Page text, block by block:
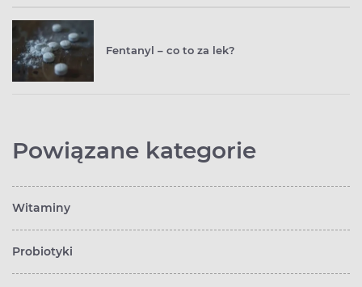
Fentanyl – co to za lek?
Powiązane kategorie
Witaminy
Probiotyki